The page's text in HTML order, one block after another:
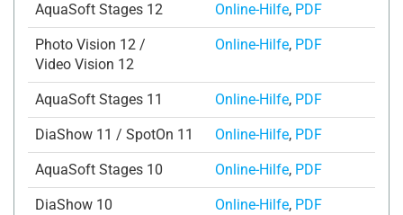
AquaSoft Stages 12 Online-Hilfe, PDF
Photo Vision 12 /
Video Vision 12
Online-Hilfe, PDF
AquaSoft Stages 11 Online-Hilfe, PDF
DiaShow 11 / SpotOn 11 Online-Hilfe, PDF
AquaSoft Stages 10 Online-Hilfe, PDF
DiaShow 10 Online-Hilfe, PDF